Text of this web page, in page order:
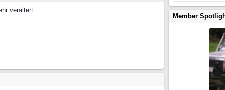
veraltert.
Member